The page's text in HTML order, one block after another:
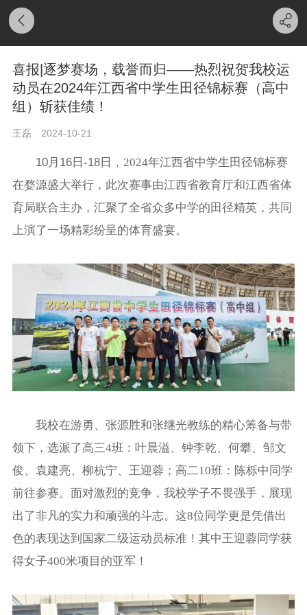
喜报|逐梦赛场，载誉而归——热烈祝贺我校运
动员在2024年江西省中学生田径锦标赛（高中
组）斩获佳绩！
王磊 2024-10-21
10月16日-18日， 2024年江西省中学生田径锦标赛
在婺源盛大举行，此次赛事由江西省教育厅和江西省体
育局联合主办，汇聚了全省众多中学的田径精英，共同
上演了一场精彩纷呈的体育盛宴。
我校在游勇、张源胜和张继光教练的精心筹备与带
领下，选派了高三4班：叶晨溢、钟李乾、何攀、邹文
俊、袁建亮、柳杭宁、王迎蓉 ；高二10班：陈栎中 同学
前往参赛。面对激烈的竞争，我校学子不畏强手，展现
出了非凡的实力和顽强的斗志。这8位同学更是凭借出
色的表现达到国家二级运动员标准！其中王迎蓉同学获
得女子400米项目的亚军 ！